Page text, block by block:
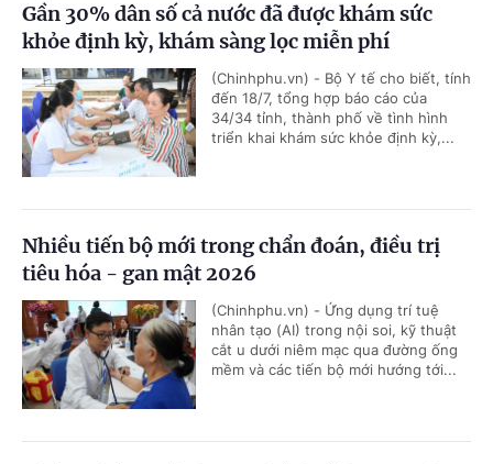
Gần 30% dân số cả nước đã được khám sức
khỏe định kỳ, khám sàng lọc miễn phí
(Chinhphu.vn) - Bộ Y tế cho biết, tính
đến 18/7, tổng hợp báo cáo của
34/34 tỉnh, thành phố về tình hình
triển khai khám sức khỏe định kỳ,...
Nhiều tiến bộ mới trong chẩn đoán, điều trị
tiêu hóa - gan mật 2026
(Chinhphu.vn) - Ứng dụng trí tuệ
nhân tạo (AI) trong nội soi, kỹ thuật
cắt u dưới niêm mạc qua đường ống
mềm và các tiến bộ mới hướng tới...